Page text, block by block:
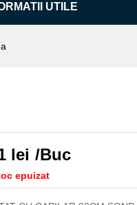
UTILE
lei /Buc
epuizat